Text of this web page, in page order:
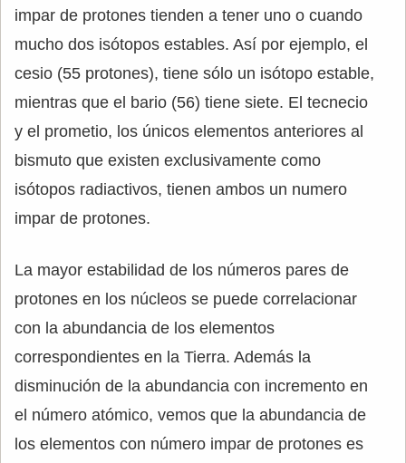
impar de protones tienden a tener uno o cuando
mucho dos isótopos estables. Así por ejemplo, el
cesio (55 protones), tiene sólo un isótopo estable,
mientras que el bario (56) tiene siete. El tecnecio
y el prometio, los únicos elementos anteriores al
bismuto que existen exclusivamente como
isótopos radiactivos, tienen ambos un numero
impar de protones.
La mayor estabilidad de los números pares de
protones en los núcleos se puede correlacionar
con la abundancia de los elementos
correspondientes en la Tierra. Además la
disminución de la abundancia con incremento en
el número atómico, vemos que la abundancia de
los elementos con número impar de protones es